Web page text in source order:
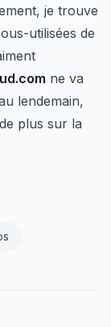
je trouve
utilisées de
ne va
lendemain,
plus sur la